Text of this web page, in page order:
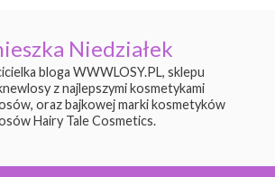
Niedziałek
bloga WWWLOSY.PL, sklepu
z najlepszymi kosmetykami
oraz bajkowej marki kosmetyków
Hairy Tale Cosmetics.